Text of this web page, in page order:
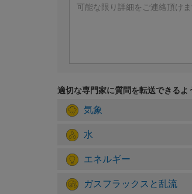
適切な専門家に質問を転送できる
気象
水
エネルギー
ガスフラックスと乱流